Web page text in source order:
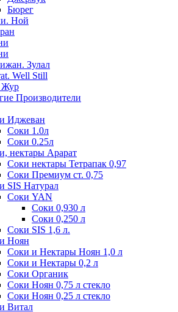
Бюрег
Ной
Зулал
Well Still
Жур
Производители
Иджеван
Соки 1.0л
Соки 0.25л
нектары Арарат
Соки нектары Тетрапак 0,97
Соки Премиум ст. 0,75
SIS Натурал
Соки YAN
Соки 0,930 л
Соки 0,250 л
Соки SIS 1,6 л.
Ноян
Соки и Нектары Ноян 1,0 л
Соки и Нектары 0,2 л
Соки Органик
Соки Ноян 0,75 л стекло
Соки Ноян 0,25 л стекло
Витал